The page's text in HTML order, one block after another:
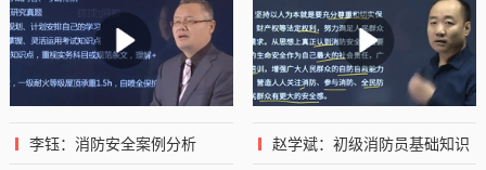
李钰：消防安全案例分析 赵学斌：初级消防员基础知识